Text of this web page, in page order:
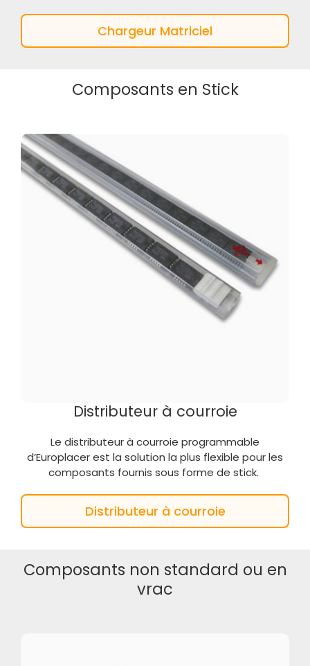
Chargeur Matriciel
Composants en Stick
Distributeur à courroie
Le distributeur à courroie programmable
d’Europlacer est la solution la plus flexible pour les
composants fournis sous forme de stick.
Distributeur à courroie
Composants non standard ou en
vrac